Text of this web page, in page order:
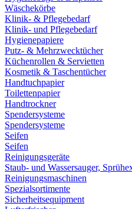
Wäschekörbe
Klinik- & Pflegebedarf
Klinik- und Pflegebedarf
Hygienepapiere
Putz- & Mehrzwecktücher
Küchenrollen & Servietten
Kosmetik & Taschentücher
Handtuchpapier
Toilettenpapier
Handtrockner
Spendersysteme
Spendersysteme
Seifen
Seifen
Reinigungsgeräte
Staub- und Wassersauger,
Reinigungsmaschinen
Spezialsortimente
Sicherheitsequipment